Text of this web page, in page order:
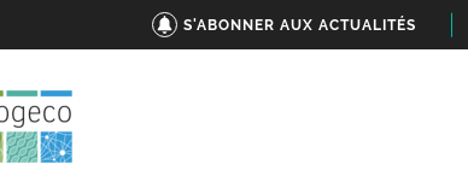
S'ABONNER AUX ACTUALITÉS